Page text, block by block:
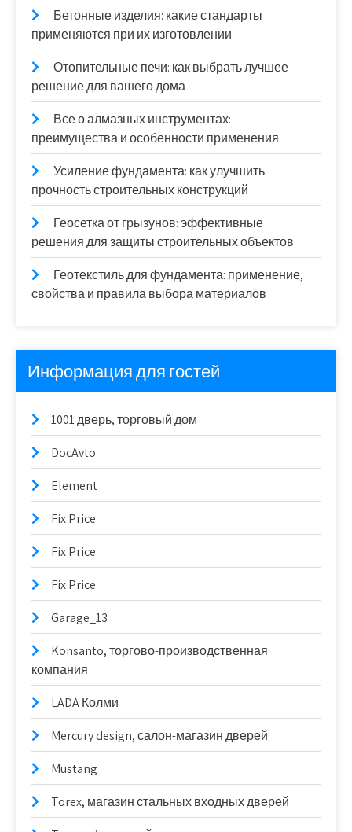
Бетонные изделия: какие стандарты
применяются при их изготовлении
Отопительные печи: как выбрать лучшее
решение для вашего дома
Все о алмазных инструментах:
преимущества и особенности применения
Усиление фундамента: как улучшить
прочность строительных конструкций
Геосетка от грызунов: эффективные
решения для защиты строительных объектов
Геотекстиль для фундамента: применение,
свойства и правила выбора материалов
Информация для гостей
1001 дверь, торговый дом
DocAvto
Element
Fix Price
Fix Price
Fix Price
Garage_13
Konsanto, торгово-производственная
компания
LADA Колми
Mercury design, салон-магазин дверей
Mustang
Torex, магазин стальных входных дверей